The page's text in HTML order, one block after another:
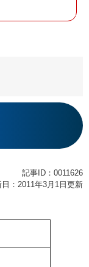
記事ID：0011626
日：2011年3月1日更新